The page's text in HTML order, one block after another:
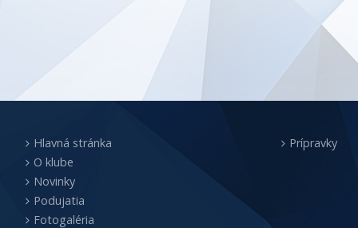
Hlavná stránka
O klube
Novinky
Podujatia
Fotogaléria
Prípravky